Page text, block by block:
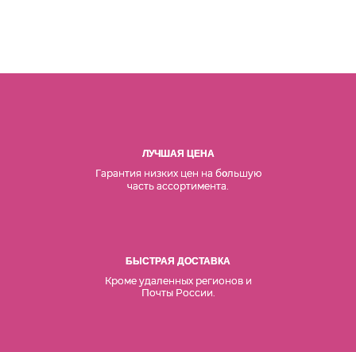
ЛУЧШАЯ ЦЕНА
Гарантия низких цен на большую
часть ассортимента.
БЫСТРАЯ ДОСТАВКА
Кроме удаленных регионов и
Почты России.